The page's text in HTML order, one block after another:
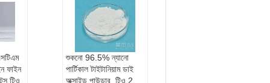
ফাইন
টিও
শুকনো 96.5% ন্যানো
পার্টিকাল টাইটানিয়াম ডাই
অক্সাইড পাউডার, টিও 2